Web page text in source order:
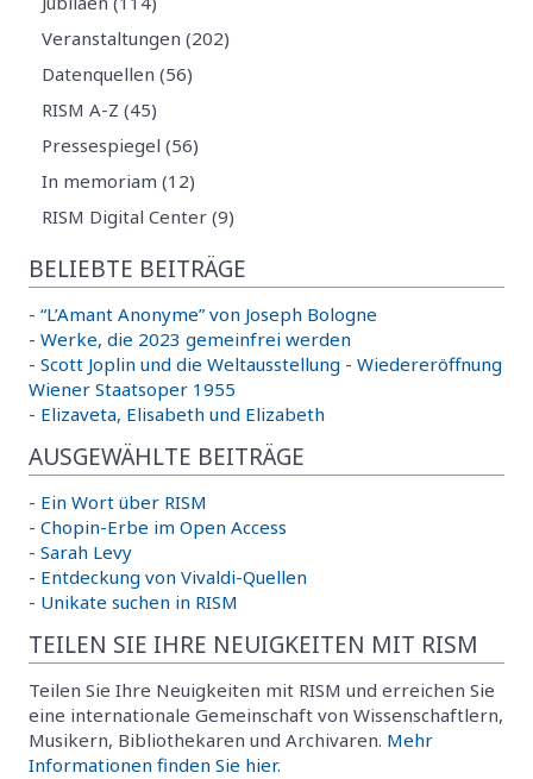
Veranstaltungen (202)
Datenquellen (56)
RISM A-Z (45)
Pressespiegel (56)
In memoriam (12)
RISM Digital Center (9)
BELIEBTE BEITRÄGE
- “L’Amant Anonyme” von Joseph Bologne
- Werke, die 2023 gemeinfrei werden
- Scott Joplin und die Weltausstellung - Wiedereröffnung
Wiener Staatsoper 1955
- Elizaveta, Elisabeth und Elizabeth
AUSGEWÄHLTE BEITRÄGE
- Ein Wort über RISM
- Chopin-Erbe im Open Access
- Sarah Levy
- Entdeckung von Vivaldi-Quellen
- Unikate suchen in RISM
TEILEN SIE IHRE NEUIGKEITEN MIT RISM
Teilen Sie Ihre Neuigkeiten mit RISM und erreichen Sie
eine internationale Gemeinschaft von Wissenschaftlern,
Musikern, Bibliothekaren und Archivaren. Mehr
Informationen finden Sie hier.